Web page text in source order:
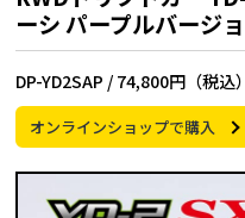
ーシ パープルバージ
DP-YD2SAP / 74,800円（税込）
オンラインショップで購入